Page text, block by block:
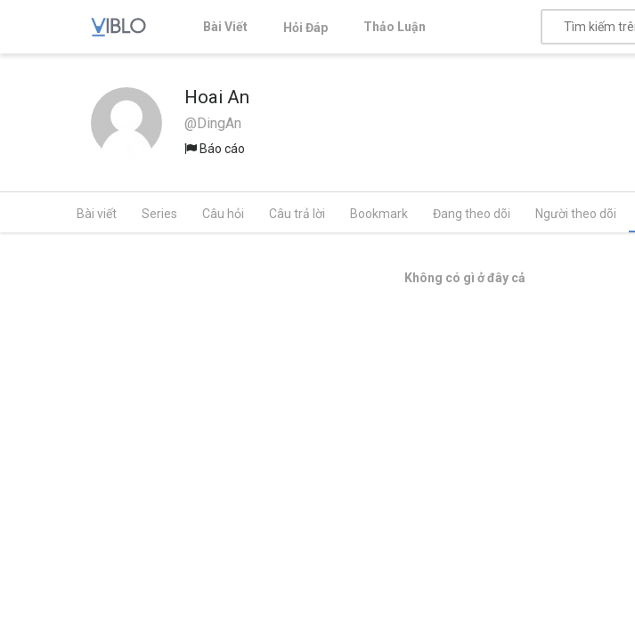
Bài Viết Hỏi Đáp Thảo Luận
Hoai An
@DingAn
Báo cáo
Bài viết Series Câu hỏi Câu trả lời Bookmark Đang theo dõi Người theo dõi
Không có gì ở đây cả